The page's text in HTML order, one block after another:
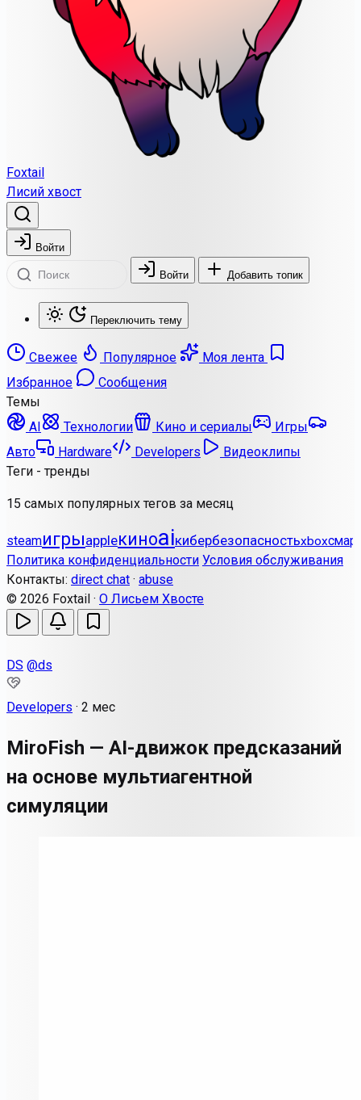
Foxtail
Лисий хвост
Войти
Войти Добавить топик
Переключить тему
Свежее Популярное
Моя лента
Избранное
Сообщения
Темы
AI
Технологии Кино и сериалы
Игры
Авто
Hardware Developers
Видеоклипы
Теги - тренды
15 самых популярных тегов за месяц
steamигрыappleкиноaiкибербезопасностьxbox
Политика конфиденциальности Условия обслуживания
Контакты: direct chat · abuse
© 2026 Foxtail · О Лисьем Хвосте
DS @ds
Developers · 2 мес
MiroFish — AI-движок предсказаний
на основе мультиагентной
симуляции